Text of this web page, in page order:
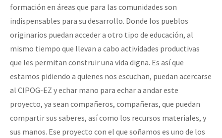
formación en áreas que para las comunidades son
indispensables para su desarrollo. Donde los pueblos
originarios puedan acceder a otro tipo de educación, al
mismo tiempo que llevan a cabo actividades productivas
que les permitan construir una vida digna. Es así que
estamos pidiendo a quienes nos escuchan, puedan acercarse
al CIPOG-EZ y echar mano para echar a andar este
proyecto, ya sean compañeros, compañeras, que puedan
compartir sus saberes, así como los recursos materiales, y
sus manos. Ese proyecto con el que soñamos es uno de los